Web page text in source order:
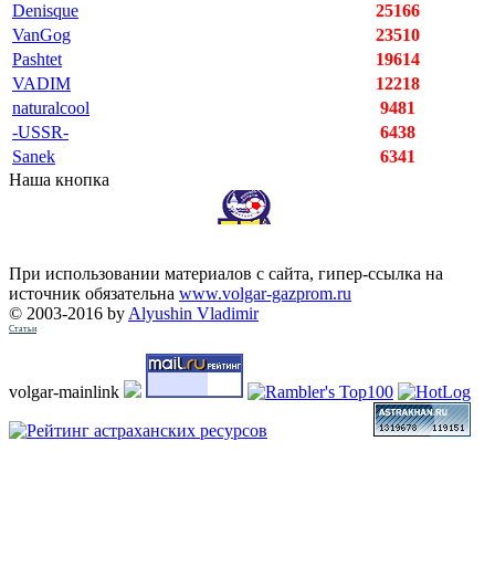
Denisque
25166
VanGog
23510
Pashtet
19614
VADIM
12218
naturalcool
9481
-USSR-
6438
Sanek
6341
Наша кнопка
При использовании материалов с сайта, гипер-ссылка на
источник обязательна www.volgar-gazprom.ru
© 2003-2016 by Alyushin Vladimir
Статьи
volgar-mainlink